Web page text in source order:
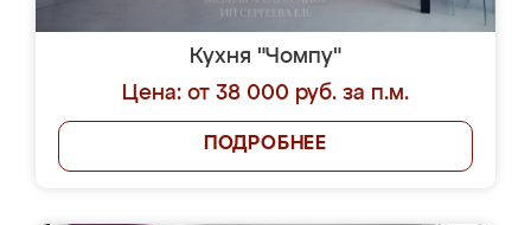
Кухня "Чомпу"
Цена: от 38 000 руб. за п.м.
ПОДРОБНЕЕ